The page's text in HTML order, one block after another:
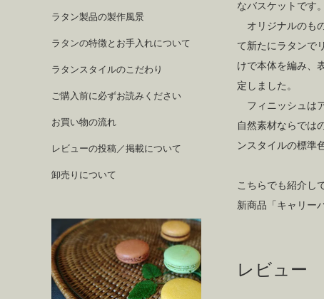
なバスケットです。
オリジナルのも
て新たにラタンで
けで本体を編み、
定しました。
フィニッシュは
自然素材ならでは
ンスタイルの標準
こちらでも紹介し
新商品「キャリー
レビュー
ラタン製品の製作風景
ラタンの特徴とお手入れについて
ラタンスタイルのこだわり
ご購入前に必ずお読みください
お買い物の流れ
レビューの投稿／掲載について
卸売りについて